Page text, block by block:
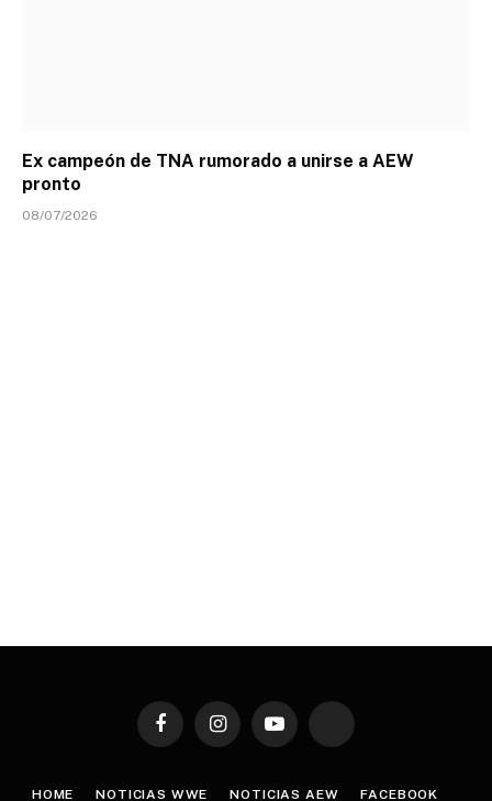
Ex campeón de TNA rumorado a unirse a AEW
pronto
08/07/2026
FacebookInstagramYouTube TikTok
HOME NOTICIAS WWE NOTICIAS AEW FACEBOOK